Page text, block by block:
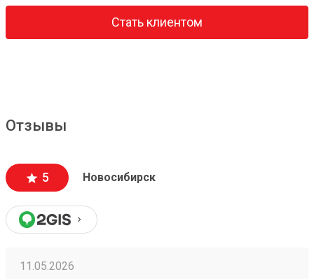
Стать клиентом
Отзывы
5 Новосибирск
11.05.2026